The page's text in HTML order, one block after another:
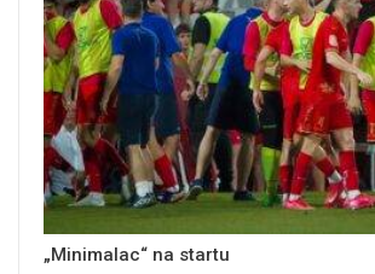
„Minimalac“ na startu